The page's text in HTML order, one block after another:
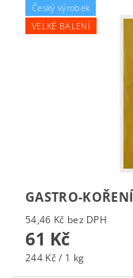
Český výrobek
VELKÉ BALENÍ
GASTRO-
54,46 Kč bez DPH
61 Kč
244 Kč / 1 kg